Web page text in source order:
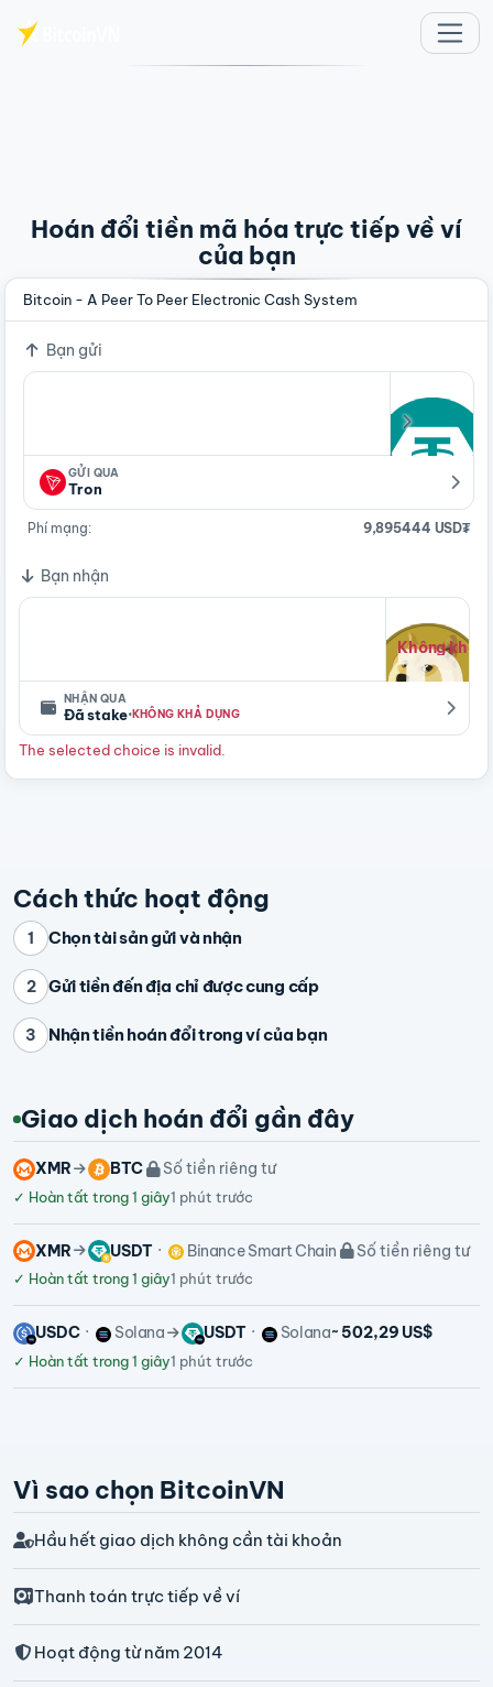
Hoán đổi tiền mã hóa trực tiếp về ví
của bạn
Bitcoin - A Peer To Peer Electronic Cash System
Bạn gửi
GỬI QUA
Tron
Phí mạng: 9,895444 USD₮
Bạn nhận
Không khả
NHẬN QUA
Đã stake·KHÔNG KHẢ DỤNG
The selected choice is invalid.
Cách thức hoạt động
1 Chọn tài sản gửi và nhận
2 Gửi tiền đến địa chỉ được cung cấp
3 Nhận tiền hoán đổi trong ví của bạn
Giao dịch hoán đổi gần đây
XMR BTC Số tiền riêng tư
✓ Hoàn tất trong 1 giây1 phút trước
XMR USDT Binance Smart Chain Số tiền riêng tư
✓ Hoàn tất trong 1 giây1 phút trước
USDC Solana USDT Solana~ 502,29 US$
✓ Hoàn tất trong 1 giây1 phút trước
Vì sao chọn BitcoinVN
Hầu hết giao dịch không cần tài khoản
Thanh toán trực tiếp về ví
Hoạt động từ năm 2014